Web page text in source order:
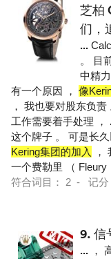
芝柏
们，
...
。 目
中精
有一个原因 ， 像
， 我也要对股东负
工作需要着手处理 ，
这个牌子 。 可是长
Kering集团的加入
，
一个费勒里 （ Fleury
符合词目： 2 - 记
9. 信
... ，